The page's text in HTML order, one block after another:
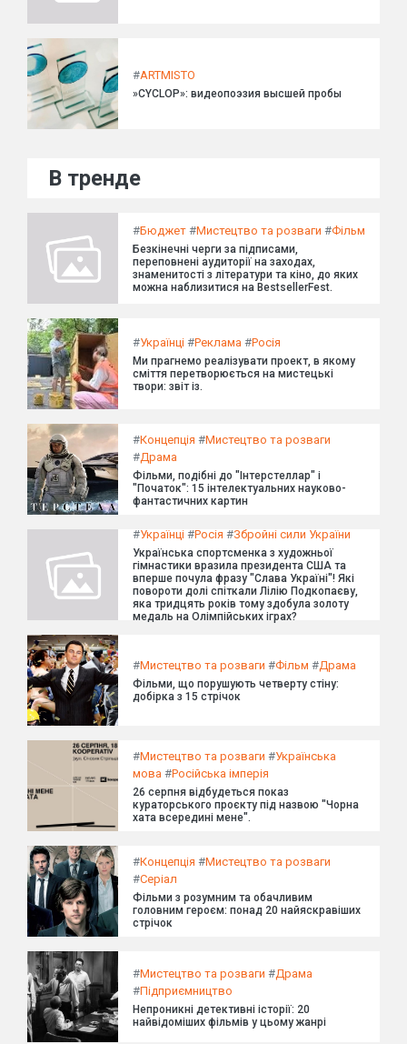
#ARTMISTO
»CYCLOP»: видеопоэзия высшей пробы
В тренде
#Бюджет #Мистецтво та розваги #Фільм
Безкінечні черги за підписами,
переповнені аудиторії на заходах,
знаменитості з літератури та кіно, до яких
можна наблизитися на BestsellerFest.
#Українці #Реклама #Росія
Ми прагнемо реалізувати проект, в якому
сміття перетворюється на мистецькі
твори: звіт із.
#Концепція #Мистецтво та розваги
#Драма
Фільми, подібні до "Інтерстеллар" і
"Початок": 15 інтелектуальних науково-
фантастичних картин
#Українці #Росія #Збройні сили України
Українська спортсменка з художньої
гімнастики вразила президента США та
вперше почула фразу "Слава Україні"! Які
повороти долі спіткали Лілію Подкопаєву,
яка тридцять років тому здобула золоту
медаль на Олімпійських іграх?
#Мистецтво та розваги #Фільм #Драма
Фільми, що порушують четверту стіну:
добірка з 15 стрічок
#Мистецтво та розваги #Українська
мова #Російська імперія
26 серпня відбудеться показ
кураторського проєкту під назвою "Чорна
хата всередині мене".
#Концепція #Мистецтво та розваги
#Серіал
Фільми з розумним та обачливим
головним героєм: понад 20 найяскравіших
стрічок
#Мистецтво та розваги #Драма
#Підприємництво
Непроникні детективні історії: 20
найвідоміших фільмів у цьому жанрі